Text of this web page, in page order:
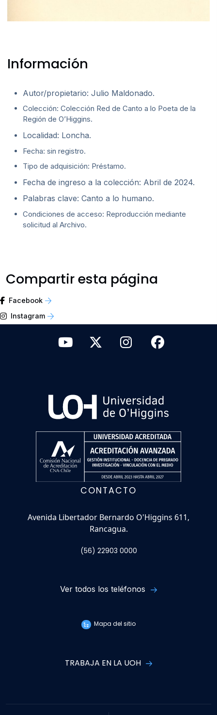
Información
Autor/propietario: Julio Maldonado.
Colección: Colección Red de Canto a lo Poeta de la
Región de O’Higgins.
Localidad: Loncha.
Fecha: sin registro.
Tipo de adquisición: Préstamo.
Fecha de ingreso a la colección: Abril de 2024.
Palabras clave: Canto a lo humano.
Condiciones de acceso: Reproducción mediante
solicitud al Archivo.
Compartir esta página
Facebook
Instagram
CONTACTO
Avenida Libertador Bernardo O'Higgins 611,
Rancagua.
(56) 22903 0000
Ver todos los teléfonos
Mapa del sitio
TRABAJA EN LA UOH